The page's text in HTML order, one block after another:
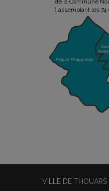
de la Commune
(rassemblant les
VILLE DE THOUARS